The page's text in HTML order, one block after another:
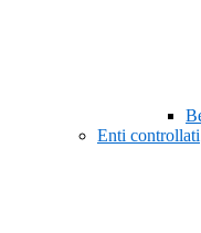
Enti controllati